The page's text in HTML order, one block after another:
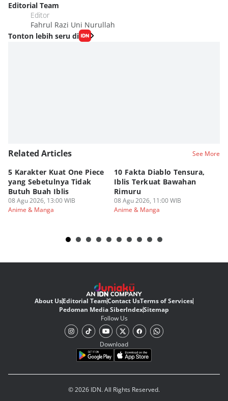
Editorial Team
Editor
Fahrul Razi Uni Nurullah
Tonton lebih seru di
Related Articles See More
5 Karakter Kuat One Piece
yang Sebetulnya Tidak
Butuh Buah Iblis
08 Agu 2026, 13:00 WIB
Anime & Manga
10 Fakta Diablo Tensura,
Iblis Terkuat Bawahan
Rimuru
08 Agu 2026, 11:00 WIB
Anime & Manga
About UsEditorial TeamContact UsTerms of Services
Pedoman Media SiberIndexSitemap
Follow Us
Download
© 2026 IDN. All Rights Reserved.